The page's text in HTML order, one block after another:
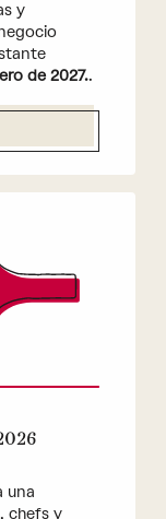
y
de 2027..
una
chefs y